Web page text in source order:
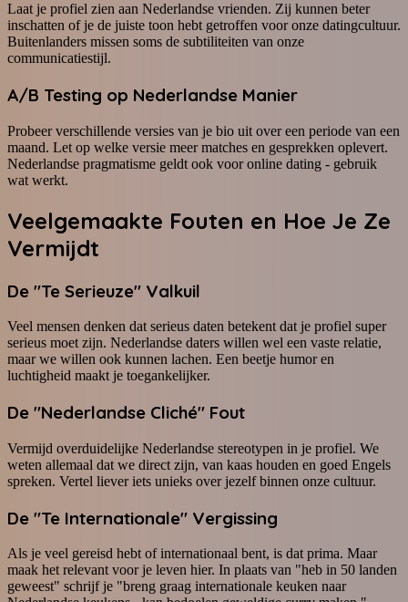
Laat je profiel zien aan Nederlandse vrienden. Zij kunnen beter
inschatten of je de juiste toon hebt getroffen voor onze datingcultuur.
Buitenlanders missen soms de subtiliteiten van onze
communicatiestijl.
A/B Testing op Nederlandse Manier
Probeer verschillende versies van je bio uit over een periode van een
maand. Let op welke versie meer matches en gesprekken oplevert.
Nederlandse pragmatisme geldt ook voor online dating - gebruik
wat werkt.
Veelgemaakte Fouten en Hoe Je Ze
Vermijdt
De "Te Serieuze" Valkuil
Veel mensen denken dat serieus daten betekent dat je profiel super
serieus moet zijn. Nederlandse daters willen wel een vaste relatie,
maar we willen ook kunnen lachen. Een beetje humor en
luchtigheid maakt je toegankelijker.
De "Nederlandse Cliché" Fout
Vermijd overduidelijke Nederlandse stereotypen in je profiel. We
weten allemaal dat we direct zijn, van kaas houden en goed Engels
spreken. Vertel liever iets unieks over jezelf binnen onze cultuur.
De "Te Internationale" Vergissing
Als je veel gereisd hebt of internationaal bent, is dat prima. Maar
maak het relevant voor je leven hier. In plaats van "heb in 50 landen
geweest" schrijf je "breng graag internationale keuken naar